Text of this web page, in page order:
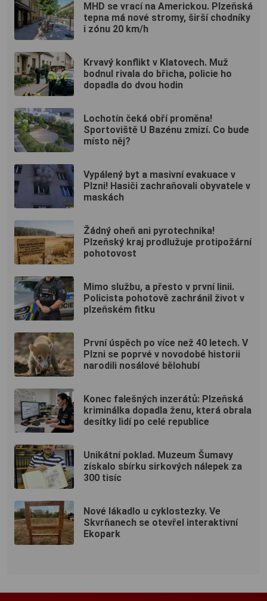
MHD se vrací na Americkou. Plzeňská
tepna má nové stromy, širší chodníky
i zónu 20 km/h
Krvavý konflikt v Klatovech. Muž
bodnul rivala do břicha, policie ho
dopadla do dvou hodin
Lochotín čeká obří proměna!
Sportoviště U Bazénu zmizí. Co bude
místo něj?
Vypálený byt a masivní evakuace v
Plzni! Hasiči zachraňovali obyvatele v
maskách
Žádný oheň ani pyrotechnika!
Plzeňský kraj prodlužuje protipožární
pohotovost
Mimo službu, a přesto v první linii.
Policista pohotově zachránil život v
plzeňském fitku
První úspěch po více než 40 letech. V
Plzni se poprvé v novodobé historii
narodili nosálové bělohubí
Konec falešných inzerátů: Plzeňská
kriminálka dopadla ženu, která obrala
desítky lidí po celé republice
Unikátní poklad. Muzeum Šumavy
získalo sbírku sirkových nálepek za
300 tisíc
Nové lákadlo u cyklostezky. Ve
Skvrňanech se otevřel interaktivní
Ekopark